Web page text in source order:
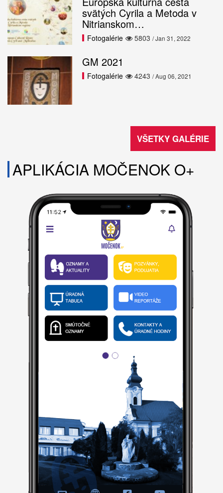
svätých Cyrila a Metoda v
Nitrianskom…
5803
Fotogalérie / Jan 31, 2022
GM 2021
4243
Fotogalérie / Aug 06, 2021
VŠETKY GALÉRIE
APLIKÁCIA MOČENOK O+